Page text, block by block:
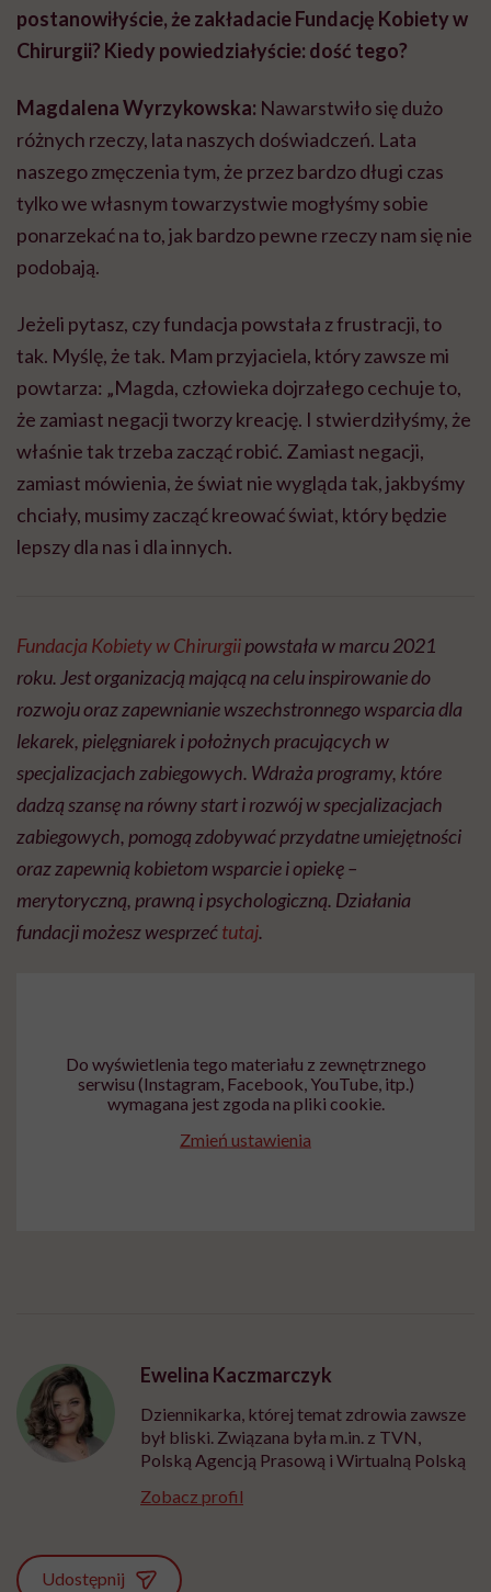
postanowiłyście, że zakładacie Fundację Kobiety w
Chirurgii? Kiedy powiedziałyście: dość tego?
Magdalena Wyrzykowska: Nawarstwiło się dużo
różnych rzeczy, lata naszych doświadczeń. Lata
naszego zmęczenia tym, że przez bardzo długi czas
tylko we własnym towarzystwie mogłyśmy sobie
ponarzekać na to, jak bardzo pewne rzeczy nam się nie
podobają.
Jeżeli pytasz, czy fundacja powstała z frustracji, to
tak. Myślę, że tak. Mam przyjaciela, który zawsze mi
powtarza: „Magda, człowieka dojrzałego cechuje to,
że zamiast negacji tworzy kreację. I stwierdziłyśmy, że
właśnie tak trzeba zacząć robić. Zamiast negacji,
zamiast mówienia, że świat nie wygląda tak, jakbyśmy
chciały, musimy zacząć kreować świat, który będzie
lepszy dla nas i dla innych.
Fundacja Kobiety w Chirurgiipowstała w marcu 2021
roku. Jest organizacją mającą na celu inspirowanie do
rozwoju oraz zapewnianie wszechstronnego wsparcia dla
lekarek, pielęgniarek i położnych pracujących w
specjalizacjach zabiegowych. Wdraża programy, które
dadzą szansę na równy start i rozwój w specjalizacjach
zabiegowych, pomogą zdobywać przydatne umiejętności
oraz zapewnią kobietom wsparcie i opiekę –
merytoryczną, prawną i psychologiczną. Działania
fundacji możesz wesprzećtutaj.
Do wyświetlenia tego materiału z zewnętrznego
serwisu (Instagram, Facebook, YouTube, itp.)
wymagana jest zgoda na pliki cookie.
Zmień ustawienia
Ewelina Kaczmarczyk
Dziennikarka, której temat zdrowia zawsze
był bliski. Związana była m.in. z TVN,
Polską Agencją Prasową i Wirtualną Polską
Zobacz profil
Udostępnij